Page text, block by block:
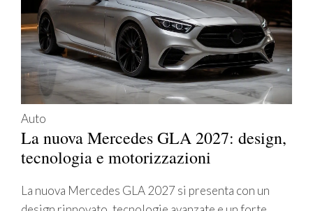
Auto
La nuova Mercedes GLA 2027: design,
tecnologia e motorizzazioni
La nuova Mercedes GLA 2027 si presenta con un